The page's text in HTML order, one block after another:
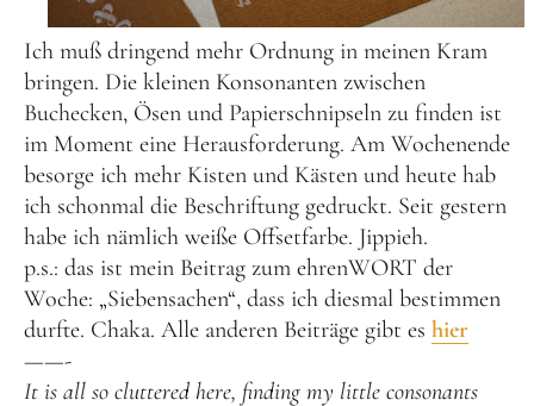
Ich muß dringend mehr Ordnung in meinen Kram
bringen. Die kleinen Konsonanten zwischen
Buchecken, Ösen und Papierschnipseln zu finden ist
im Moment eine Herausforderung. Am Wochenende
besorge ich mehr Kisten und Kästen und heute hab
ich schonmal die Beschriftung gedruckt. Seit gestern
habe ich nämlich weiße Offsetfarbe. Jippieh.
p.s.: das ist mein Beitrag zum ehrenWORT der
Woche: „Siebensachen“, dass ich diesmal bestimmen
durfte. Chaka. Alle anderen Beiträge gibt es hier
——-
It is all so cluttered here, finding my little consonants